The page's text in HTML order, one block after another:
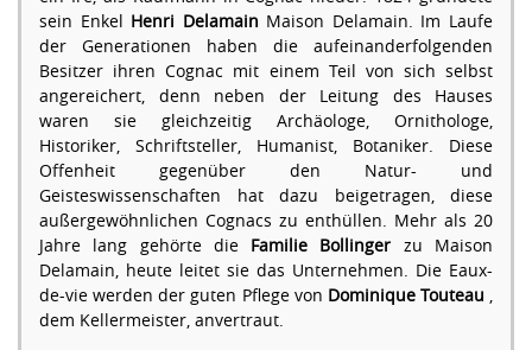
sein Enkel Henri Delamain Maison Delamain. Im Laufe
der Generationen haben die aufeinanderfolgenden
Besitzer ihren Cognac mit einem Teil von sich selbst
angereichert, denn neben der Leitung des Hauses
waren sie gleichzeitig Archäologe, Ornithologe,
Historiker, Schriftsteller, Humanist, Botaniker. Diese
Offenheit gegenüber den Natur- und
Geisteswissenschaften hat dazu beigetragen, diese
außergewöhnlichen Cognacs zu enthüllen. Mehr als 20
Jahre lang gehörte die Familie Bollinger zu Maison
Delamain, heute leitet sie das Unternehmen. Die Eaux-
de-vie werden der guten Pflege von Dominique Touteau ,
dem Kellermeister, anvertraut.